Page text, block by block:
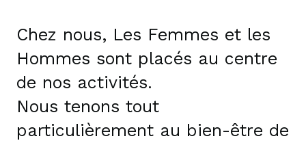
Chez nous, Les Femmes et les
Hommes sont placés au centre
de nos activités.
Nous tenons tout
particulièrement au bien-être de